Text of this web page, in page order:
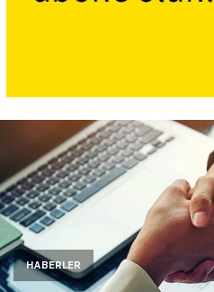
HABERLER
Araştırma